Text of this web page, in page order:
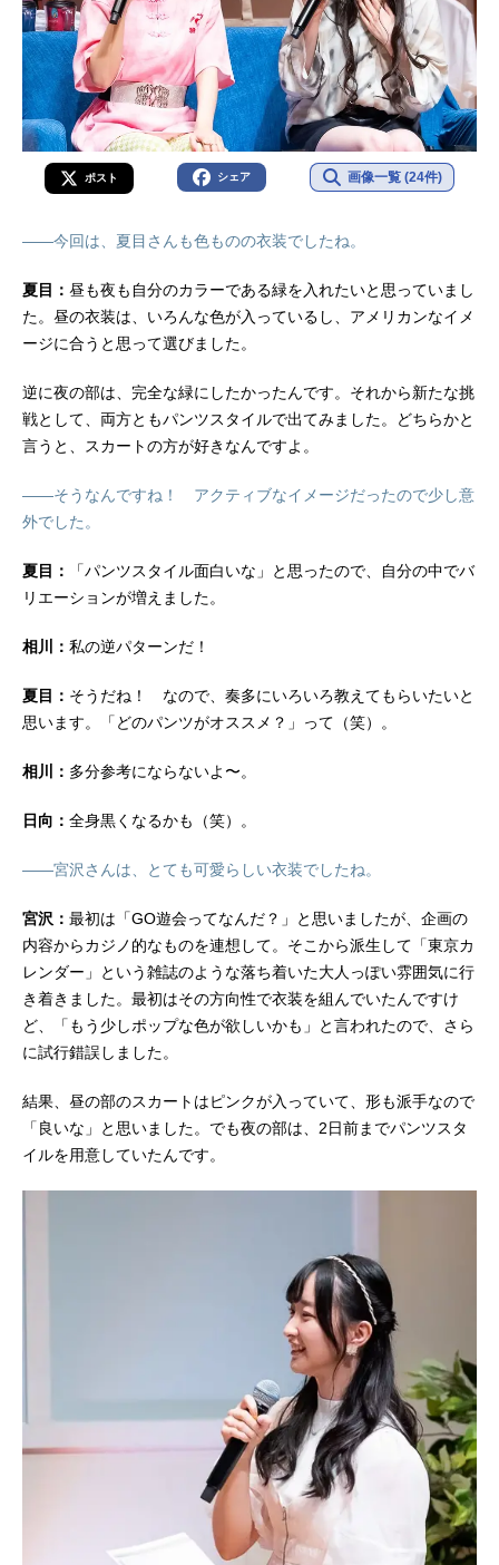
ポスト シェア 画像一覧 (24件)
――今回は、夏目さんも色ものの衣装でしたね。
夏目： 昼も夜も自分のカラーである緑を入れたいと思っていまし
た。昼の衣装は、いろんな色が入っているし、アメリカンなイメ
ージに合うと思って選びました。
逆に夜の部は、完全な緑にしたかったんです。それから新たな挑
戦として、両方ともパンツスタイルで出てみました。どちらかと
言うと、スカートの方が好きなんですよ。
――そうなんですね！ アクティブなイメージだったので少し意
外でした。
夏目：
「パンツスタイル面白いな」と思ったので、自分の中でバ
リエーションが増えました。
相川： 私の逆パターンだ！
夏目： そうだね！ なので、奏多にいろいろ教えてもらいたいと
思います。「どのパンツがオススメ？」って（笑）。
相川： 多分参考にならないよ〜。
日向： 全身黒くなるかも（笑）。
――宮沢さんは、とても可愛らしい衣装でしたね。
宮沢： 最初は「GO遊会ってなんだ？」と思いましたが、企画の
内容からカジノ的なものを連想して。そこから派生して「東京カ
レンダー」という雑誌のような落ち着いた大人っぽい雰囲気に行
き着きました。最初はその方向性で衣装を組んでいたんですけ
ど、「もう少しポップな色が欲しいかも」と言われたので、さら
に試行錯誤しました。
結果、昼の部のスカートはピンクが入っていて、形も派手なので
「良いな」と思いました。でも夜の部は、2日前までパンツスタ
イルを用意していたんです。